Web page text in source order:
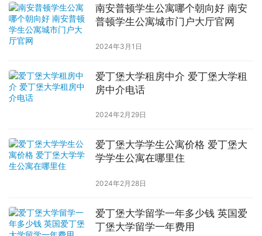
南安普顿学生公寓哪个朝向好 南安
普顿学生公寓城市门户大厅官网
2024年3月1日
爱丁堡大学租房中介 爱丁堡大学租
房中介电话
2024年2月29日
爱丁堡大学学生公寓价格 爱丁堡大
学学生公寓在哪里住
2024年2月28日
爱丁堡大学留学一年多少钱 英国爱
丁堡大学留学一年费用